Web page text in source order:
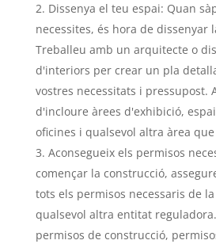
Dissenya el teu espai: Quan
necessites, és hora de dissenyar
Treballeu amb un arquitecte o
d'interiors per crear un pla
vostres necessitats i pressupost.
d'incloure àrees d'exhibició,
oficines i qualsevol altra àrea
Aconsegueix els permisos
començar la construcció,
tots els permisos necessaris de
qualsevol altra entitat
permisos de construcció,